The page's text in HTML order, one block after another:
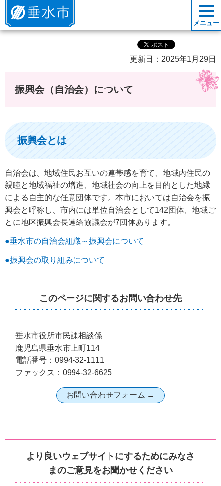
垂水市
メニュー
更新日：2025年1月29日
振興会（自治会）について
振興会とは
自治会は、地域住民お互いの連帯感を育て、地域内住民の
親睦と地域福祉の増進、地域社会の向上を目的とした地縁
による自主的な任意団体です。本市においては自治会を振
興会と呼称し、市内には単位自治会として142団体、地域ご
とに地区振興会長連絡協議会が7団体あります。
●垂水市の自治会組織～振興会について
●振興会の取り組みについて
このページに関するお問い合わせ先
垂水市役所市民課相談係
鹿児島県垂水市上町114
電話番号：0994-32-1111
ファックス：0994-32-6625
より良いウェブサイトにするためにみなさ
まのご意見をお聞かせください